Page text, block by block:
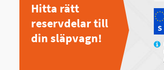
Hitta rätt
reservdelar till
din släpvagn!